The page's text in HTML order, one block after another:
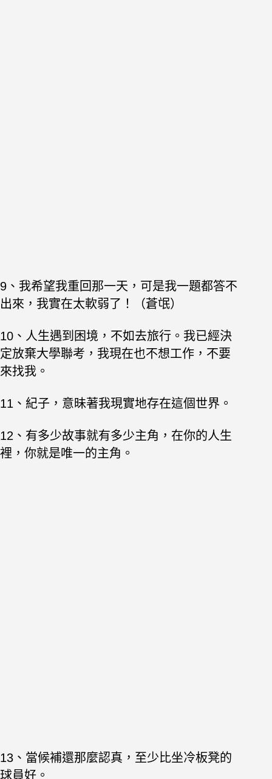
9、我希望我重回那一天，可是我一題都答不
出來，我實在太軟弱了！（蒼氓）
10、人生遇到困境，不如去旅行。我已經決
定放棄大學聯考，我現在也不想工作，不要
來找我。
11、紀子，意昧著我現實地存在這個世界。
12、有多少故事就有多少主角，在你的人生
裡，你就是唯一的主角。
13、當候補還那麼認真，至少比坐冷板凳的
球員好。